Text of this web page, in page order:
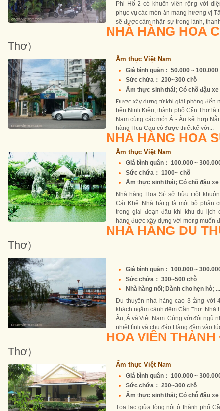
Phi Hổ 2 có khuôn viên rộng với
phục vụ các món ăn mang hương vị
sẽ được cảm nhận sự trong lành,
NHÀ HÀNG HOA
Thơ）
Ẩm thực Việt Nam
Giá bình quân： 50.000 ~ 100.000
Sức chứa： 200~300 chỗ
Ẩm thực sinh thái; Có chỗ đậu xe
Được xây dựng từ khi giải phóng đến
bến Ninh Kiều, thành phố Cần Thơ là
Nam cùng các món Á - Âu kết
hàng Hoa Cau có được thiết kế với...
NHÀ HÀNG HOA
Ẩm thực Việt Nam
Giá bình quân： 100.000 ~
Sức chứa： 1000~ chỗ
Ẩm thực sinh thái; Có chỗ đậu xe
Nhà hàng Hoa Sứ sở hữu một
Cái Khế. Nhà hàng là một bộ phận
trong giai đoạn đầu khi khu du lịch
hàng được xây dựng với mong muốn
NHÀ HÀNG DU
Thơ）
Giá bình quân： 100.000 ~
Sức chứa： 300~500 chỗ
Nhà hàng nổi; Dành cho hẹn hò; ...
Du thuyền nhà hàng cao 3 tầng với
khách ngắm cảnh đêm Cần Thơ. Nhà
Âu, Á và Việt Nam. Cùng với đội ngũ
nhiệt tình và chu đáo.Hàng đêm vào
HOA VIÊN
Thơ）
Ẩm thực Việt Nam
Giá bình quân： 100.000 ~
Sức chứa： 200~300 chỗ
Ẩm thực sinh thái; Có chỗ đậu xe
Tọa lạc giữa lòng nội ô thành phố